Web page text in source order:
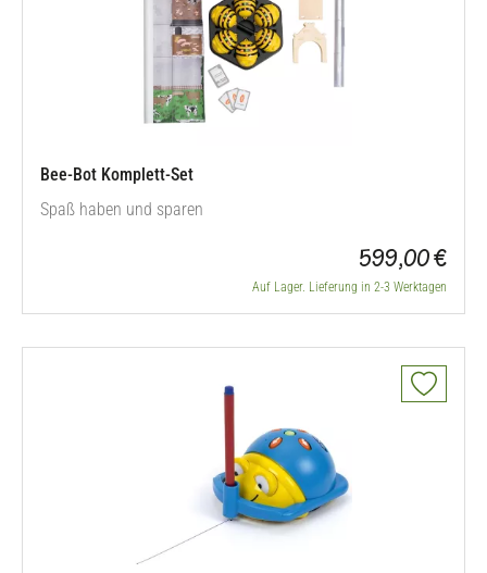
Bee-Bot Komplett-Set
Spaß haben und sparen
599,00 €
Auf Lager. Lieferung in 2-3 Werktagen